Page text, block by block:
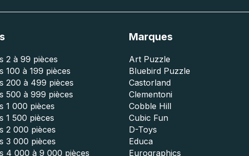
2 à 99 pièces
100 à 199 pièces
200 à 499 pièces
500 à 999 pièces
1 000 pièces
1 500 pièces
2 000 pièces
3 000 pièces
4 000 à 9 000 pièces
Marques
Art Puzzle
Bluebird Puzzle
Castorland
Clementoni
Cobble Hill
Cubic Fun
D-Toys
Educa
Eurographics